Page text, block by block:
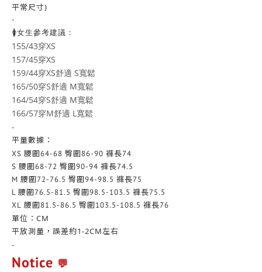
平常尺寸)
-
🚺女生參考建議：
155/43穿XS
157/45穿XS
159/44穿XS舒適 S寬鬆
165/50穿S舒適 M寬鬆
164/54穿S舒適 M寬鬆
166/57穿M舒適 L寬鬆
-
平量數據：
XS 腰圍64-68 臀圍86-90 褲長74
S 腰圍68-72 臀圍90-94 褲長74.5
M 腰圍72-76.5 臀圍94-98.5 褲長75
L 腰圍76.5-81.5 臀圍98.5-103.5 褲長75.5
XL 腰圍81.5-86.5 臀圍103.5-108.5 褲長76
單位：CM
平放測量，誤差約1-2CM左右
-
Notice 💬